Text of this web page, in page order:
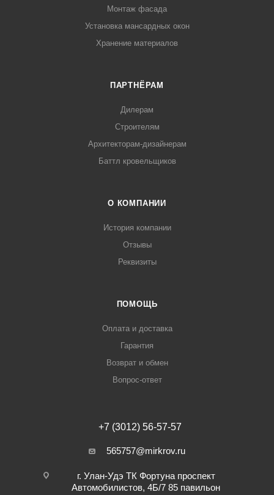
Монтаж фасада
Установка мансардных окон
Хранение материалов
ПАРТНЁРАМ
Дилерам
Строителям
Архитекторам-дизайнерам
Баттл кровельщиков
О КОМПАНИИ
История компании
Отзывы
Реквизиты
ПОМОЩЬ
Оплата и доставка
Гарантия
Возврат и обмен
Вопрос-ответ
+7 (3012) 56-57-57
565757@mirkrov.ru
г. Улан-Удэ ​ТК Фортуна​ проспект
Автомобилистов, 4Б/7 ​85 павильон